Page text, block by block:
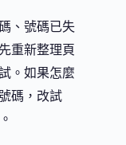
、號碼已失
重新整理頁
。如果怎麼
碼，改試